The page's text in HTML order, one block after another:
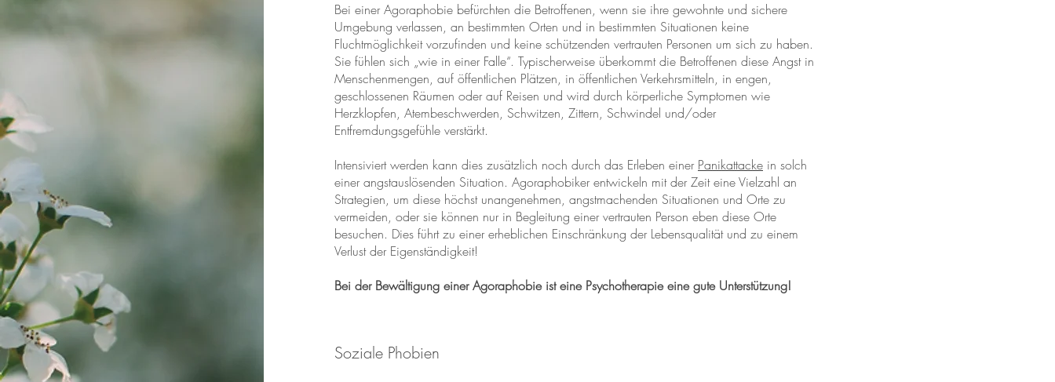
Bei einer Agoraphobie befürchten die Betroffenen, wenn sie ihre gewohnte und sichere
Umgebung verlassen, an bestimmten Orten und in bestimmten Situationen keine
Fluchtmöglichkeit vorzufinden und keine schützenden vertrauten Personen um sich zu haben.
Sie fühlen sich „wie in einer Falle“. Typischerweise überkommt die Betroffenen diese Angst in
Menschenmengen, auf öffentlichen Plätzen, in öffentlichen Verkehrsmitteln, in engen,
geschlossenen Räumen oder auf Reisen und wird durch körperliche Symptomen wie
Herzklopfen, Atembeschwerden, Schwitzen, Zittern, Schwindel und/oder
Entfremdungsgefühle verstärkt.
Intensiviert werden kann dies zusätzlich noch durch das Erleben einer Panikattacke in solch
einer angstauslösenden Situation. Agoraphobiker entwickeln mit der Zeit eine Vielzahl an
Strategien, um diese höchst unangenehmen, angstmachenden Situationen und Orte zu
vermeiden, oder sie können nur in Begleitung einer vertrauten Person eben diese Orte
besuchen. Dies führt zu einer erheblichen Einschränkung der Lebensqualität und zu einem
Verlust der Eigenständigkeit!
Bei der Bewältigung einer Agoraphobie ist eine Psychotherapie eine gute Unterstützung!
Soziale Phobien